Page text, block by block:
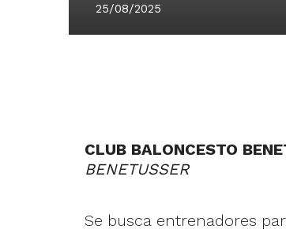
25/08/2025
CLUB BALONCESTO
BENETUSSER
Se busca entrenadores